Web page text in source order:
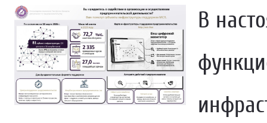
В